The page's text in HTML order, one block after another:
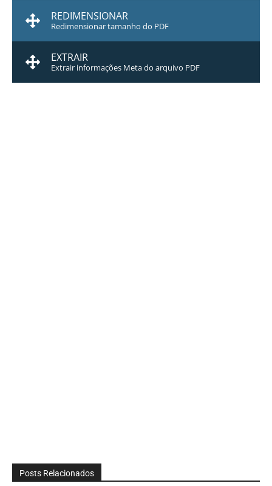
REDIMENSIONAR
Redimensionar tamanho do PDF
EXTRAIR
Extrair informações Meta do arquivo PDF
Posts Relacionados